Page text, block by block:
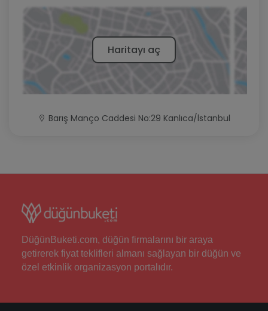
Haritayı aç
Barış Manço Caddesi No:29 Kanlıca/İstanbul
DüğünBuketi.com, düğün firmalarını bir araya
getirerek fiyat teklifleri almanı sağlayan bir düğün ve
özel etkinlik organizasyon portalıdır.